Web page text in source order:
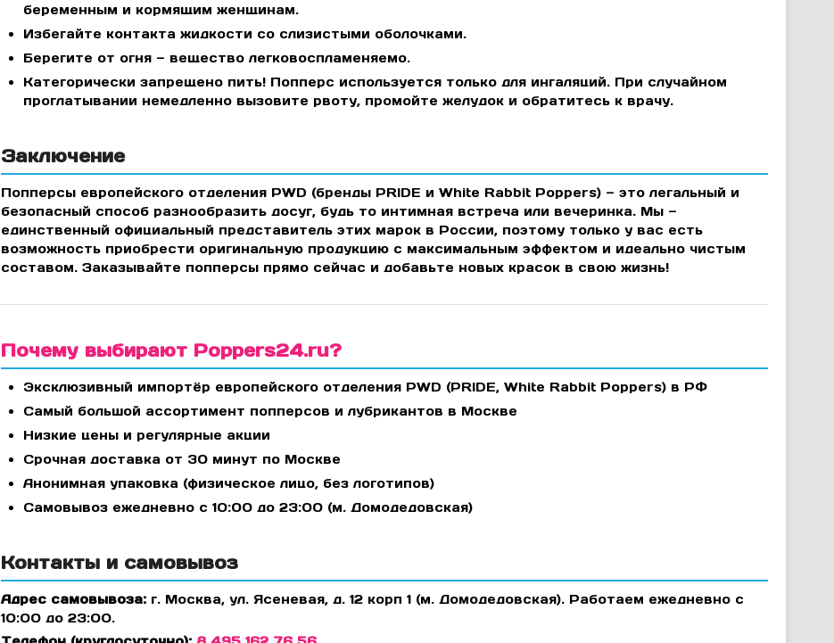
беременным и кормящим женщинам.
Избегайте контакта жидкости со слизистыми оболочками.
Берегите от огня — вещество легковоспламеняемо.
Категорически запрещено пить! Попперс используется только для ингаляций. При случайном
проглатывании немедленно вызовите рвоту, промойте желудок и обратитесь к врачу.
Заключение
Попперсы европейского отделения PWD (бренды PRIDE и White Rabbit Poppers) — это легальный и
безопасный способ разнообразить досуг, будь то интимная встреча или вечеринка. Мы —
единственный официальный представитель этих марок в России, поэтому только у вас есть
возможность приобрести оригинальную продукцию с максимальным эффектом и идеально чистым
составом. Заказывайте попперсы прямо сейчас и добавьте новых красок в свою жизнь!
Почему выбирают Poppers24.ru?
Эксклюзивный импортёр европейского отделения PWD (PRIDE, White Rabbit Poppers) в РФ
Самый большой ассортимент попперсов и лубрикантов в Москве
Низкие цены и регулярные акции
Срочная доставка от 30 минут по Москве
Анонимная упаковка (физическое лицо, без логотипов)
Самовывоз ежедневно с 10:00 до 23:00 (м. Домодедовская)
Контакты и самовывоз
Адрес самовывоза: г. Москва, ул. Ясеневая, д. 12 корп 1 (м. Домодедовская). Работаем ежедневно с
10:00 до 23:00.